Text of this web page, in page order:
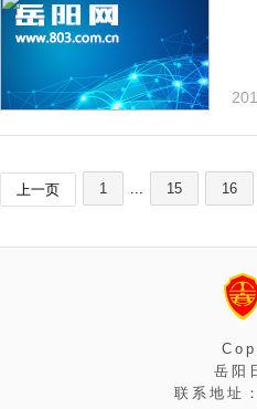
上一页 1 ... 15 16
岳阳
联系地址